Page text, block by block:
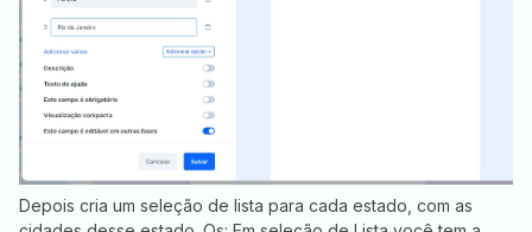
Depois cria um seleção de lista para cada estado, com as